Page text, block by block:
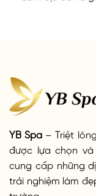
YB Spa – Triệt
được lựa chọn
cung cấp những
trải nghiệm làm